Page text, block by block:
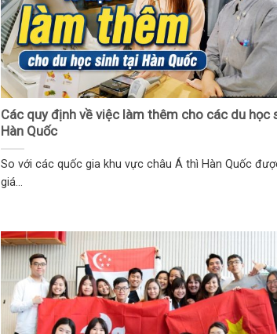
Các quy định về việc làm thêm cho các du học
Hàn Quốc
So với các quốc gia khu vực châu Á thì Hàn Quốc
giá...